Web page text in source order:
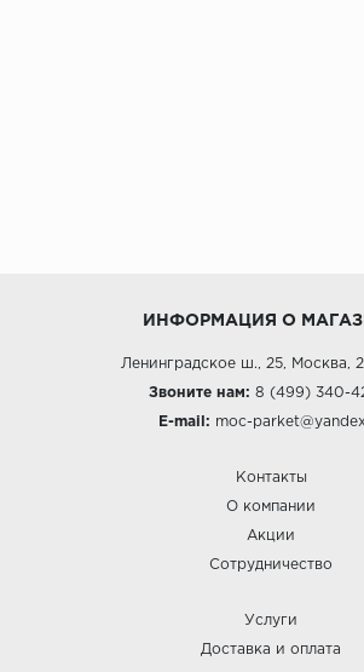
ИНФОРМАЦИЯ О
Ленинградское ш., 25, Москва,
Звоните нам: 8 (499) 340-
E-mail: moc-
Контакты
О компании
Акции
Сотрудничество
Услуги
Доставка и оплата